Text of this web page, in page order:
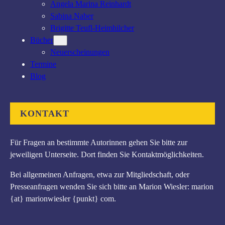
Angela Marina Reinhardt
Sabina Naber
Brigitte Teufl-Heimhilcher
Bücher
Neuerscheinungen
Termine
Blog
KONTAKT
Für Fragen an bestimmte Autorinnen gehen Sie bitte zur
jeweiligen Unterseite. Dort finden Sie Kontaktmöglichkeiten.
Bei allgemeinen Anfragen, etwa zur Mitgliedschaft, oder
Presseanfragen wenden Sie sich bitte an Marion Wiesler: marion
{at} marionwiesler {punkt} com.